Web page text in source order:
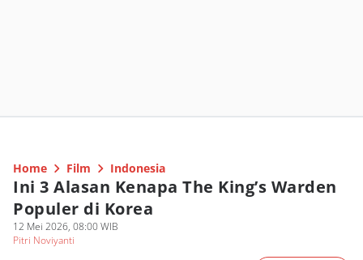
Home Film Indonesia
Ini 3 Alasan Kenapa The King’s Warden
Populer di Korea
12 Mei 2026, 08:00 WIB
Pitri Noviyanti